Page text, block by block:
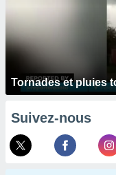
Tornades et pluies
Suivez-nous